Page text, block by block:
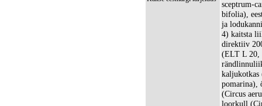
sceptrum-
bifolia),
ja
4) kaitsta
direktiiv
(ELT L 20,
kaljukotkas
pomarina),
(Circus
loorkull